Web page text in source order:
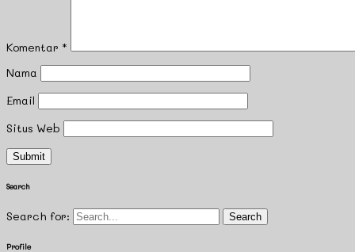
Komentar *
Nama
Email
Situs Web
Search
Search for:
Profile